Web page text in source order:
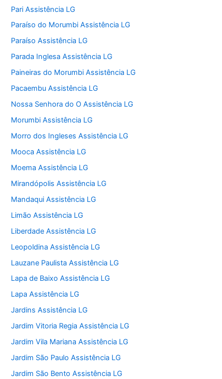
Pari Assistência LG
Paraíso do Morumbi Assistência LG
Paraíso Assistência LG
Parada Inglesa Assistência LG
Paineiras do Morumbi Assistência LG
Pacaembu Assistência LG
Nossa Senhora do O Assistência LG
Morumbi Assistência LG
Morro dos Ingleses Assistência LG
Mooca Assistência LG
Moema Assistência LG
Mirandópolis Assistência LG
Mandaqui Assistência LG
Limão Assistência LG
Liberdade Assistência LG
Leopoldina Assistência LG
Lauzane Paulista Assistência LG
Lapa de Baixo Assistência LG
Lapa Assistência LG
Jardins Assistência LG
Jardim Vitoria Regia Assistência LG
Jardim Vila Mariana Assistência LG
Jardim São Paulo Assistência LG
Jardim São Bento Assistência LG